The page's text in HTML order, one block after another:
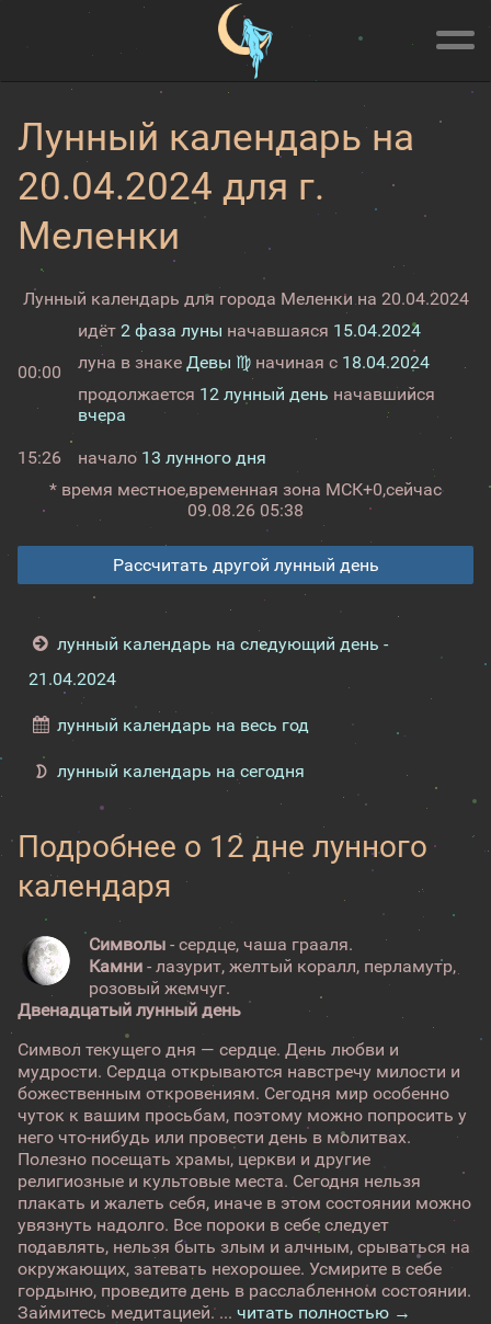
Лунный календарь на
20.04.2024 для г.
Меленки
Лунный календарь для города Меленки на 20.04.2024
00:00
идёт 2 фаза луны начавшаяся 15.04.2024
луна в знаке Девы ♍ начиная с 18.04.2024
продолжается 12 лунный день начавшийся
вчера
15:26 начало 13 лунного дня
* время местное,временная зона МСК+0,сейчас
09.08.26 05:38
Рассчитать другой лунный день
лунный календарь на следующий день -
21.04.2024
лунный календарь на весь год
лунный календарь на сегодня
Подробнее о 12 дне лунного
календаря
Символы - сердце, чаша грааля.
Камни - лазурит, желтый коралл, перламутр,
розовый жемчуг.
Двенадцатый лунный день
Символ текущего дня — сердце. День любви и
мудрости. Сердца открываются навстречу милости и
божественным откровениям. Сегодня мир особенно
чуток к вашим просьбам, поэтому можно попросить у
него что-нибудь или провести день в молитвах.
Полезно посещать храмы, церкви и другие
религиозные и культовые места. Сегодня нельзя
плакать и жалеть себя, иначе в этом состоянии можно
увязнуть надолго. Все пороки в себе следует
подавлять, нельзя быть злым и алчным, срываться на
окружающих, затевать нехорошее. Усмирите в себе
гордыню, проведите день в расслабленном состоянии.
Займитесь медитацией. ... читать полностью →